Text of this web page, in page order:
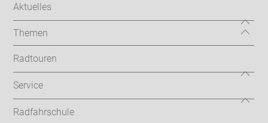
Aktuelles
Themen
Radtouren
Service
Radfahrschule